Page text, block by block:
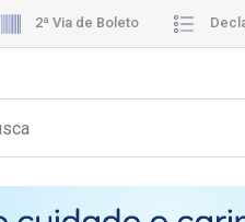
2ª Via de Boleto